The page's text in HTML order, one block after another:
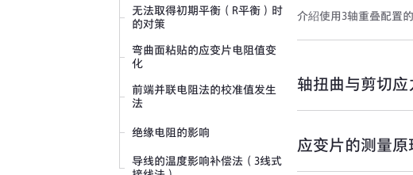
介紹使用3轴重叠配置
轴扭曲与剪切应
应变片的测量原
无法取得初期平衡（R平衡）时
的对策
弯曲面粘贴的应变片电阻值变
化
前端并联电阻法的校准值发生
法
绝缘电阻的影响
导线的温度影响补偿法（3线式